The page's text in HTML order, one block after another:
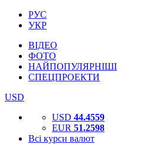
РУС
УКР
ВІДЕО
ФОТО
НАЙПОПУЛЯРНІШІ
СПЕЦПРОЕКТИ
USD
USD 44.4559
EUR 51.2598
Всі курси валют